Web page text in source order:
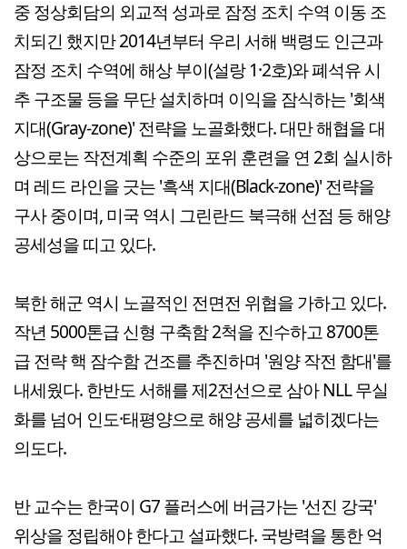
중 정상회담의 외교적 성과로 잠정 조치 수역 이동 조
치되긴 했지만 2014년부터 우리 서해 백령도 인근과
잠정 조치 수역에 해상 부이(설랑 1·2호)와 폐석유 시
추 구조물 등을 무단 설치하며 이익을 잠식하는 '회색
지대(Gray-zone)' 전략을 노골화했다. 대만 해협을 대
상으로는 작전계획 수준의 포위 훈련을 연 2회 실시하
며 레드 라인을 긋는 '흑색 지대(Black-zone)' 전략을
구사 중이며, 미국 역시 그린란드 북극해 선점 등 해양
공세성을 띠고 있다.
북한 해군 역시 노골적인 전면전 위협을 가하고 있다.
작년 5000톤급 신형 구축함 2척을 진수하고 8700톤
급 전략 핵 잠수함 건조를 추진하며 '원양 작전 함대'를
내세웠다. 한반도 서해를 제2전선으로 삼아 NLL 무실
화를 넘어 인도·태평양으로 해양 공세를 넓히겠다는
의도다.
반 교수는 한국이 G7 플러스에 버금가는 '선진 강국'
위상을 정립해야 한다고 설파했다. 국방력을 통한 억